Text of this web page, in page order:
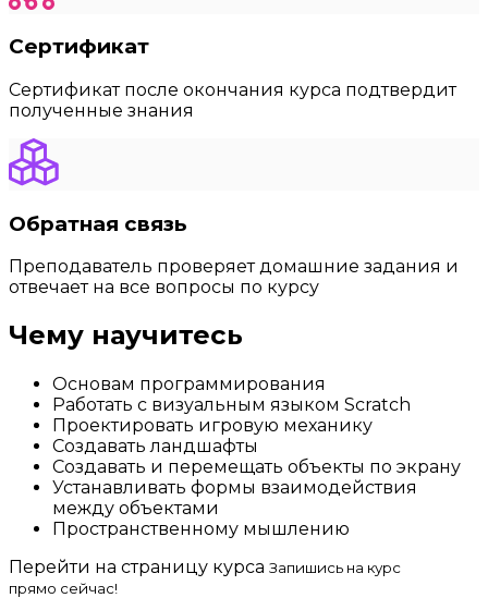
Сертификат
Сертификат после окончания курса подтвердит
полученные знания
Обратная связь
Преподаватель проверяет домашние задания и
отвечает на все вопросы по курсу
Чему научитесь
Основам программирования
Работать с визуальным языком Scratch
Проектировать игровую механику
Создавать ландшафты
Создавать и перемещать объекты по экрану
Устанавливать формы взаимодействия
между объектами
Пространственному мышлению
Перейти на страницу курса Запишись на курс
прямо сейчас!